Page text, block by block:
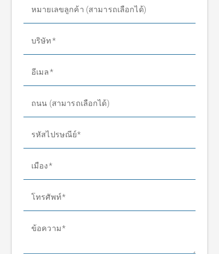
หมายเลขลูกค้า (สามารถเลือกได้)
บริษัท
อีเมล
ถนน (สามารถเลือกได้)
รหัสไปรษณีย์
เมือง
โทรศัพท์
ข้อความ